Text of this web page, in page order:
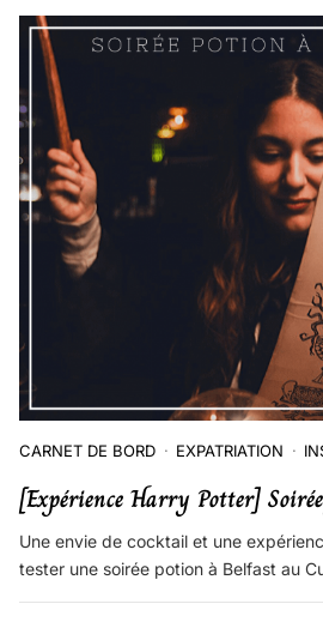
CARNET DE BORD EXPATRIATION
[Expérience Harry Potter]
Une envie de cocktail et une
tester une soirée potion à Belfast au